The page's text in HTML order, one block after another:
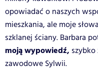
opowiadać o naszych
mieszkania, ale moje
szklanej ściany. Barbara
moją wypowiedź,
zawodowe Sylwii.